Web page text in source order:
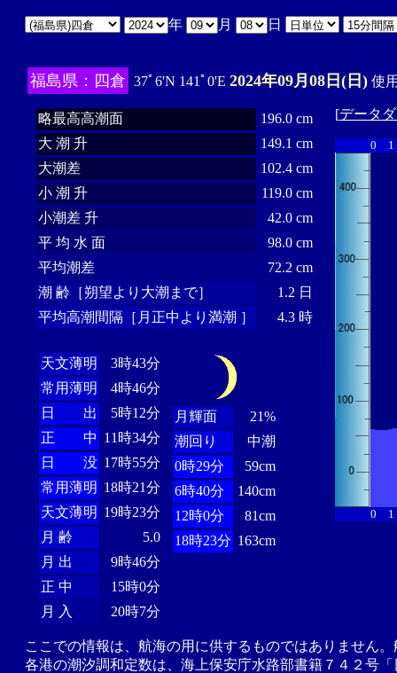
年 月 日
福島県：四倉 37ﾟ6'N 141ﾟ0'E 2024年09月08日(日)使
略最高高潮面
196.0 cm
大 潮 升
149.1 cm
大潮差
102.4 cm
小 潮 升
119.0 cm
小潮差 升
42.0 cm
平 均 水 面
98.0 cm
平均潮差
72.2 cm
潮 齢［朔望より大潮まで］
1.2 日
平均高潮間隔［月正中より満潮 ］
4.3 時
天文薄明
3時43分
常用薄明
4時46分
日 出
5時12分
正 中 11時34分
日 没 17時55分
常用薄明 18時21分
天文薄明 19時23分
月 齢
5.0
月 出
9時46分
正 中
15時0分
月 入
20時7分
月輝面
21%
潮回り
中潮
0時29分
59cm
6時40分
140cm
12時0分
81cm
18時23分 163cm
[データ
0 1
0 1
ここでの情報は、航海の用に供するものではありません
各港の潮汐調和定数は、海上保安庁水路部書籍７４２号